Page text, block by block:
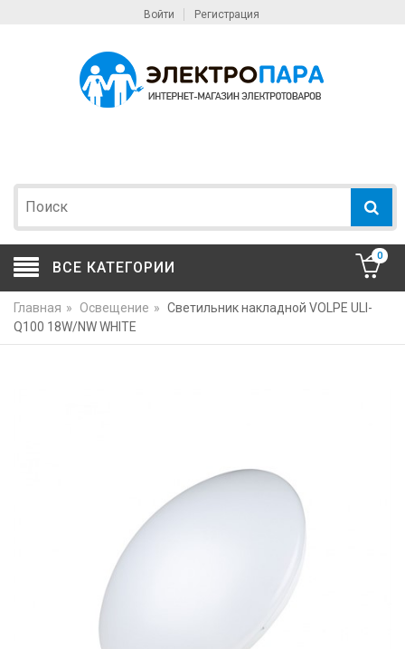
Войти Регистрация
ВСЕ КАТЕГОРИИ
0
Главная » Освещение » Светильник накладной VOLPE ULI-
Q100 18W/NW WHITE